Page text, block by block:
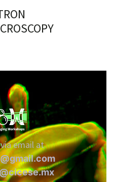
email at